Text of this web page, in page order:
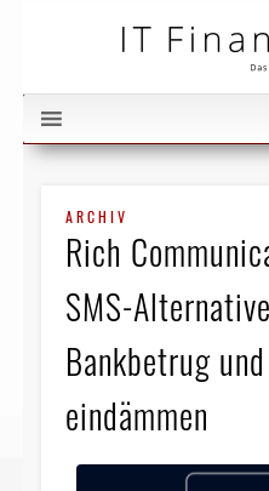
ARCHIV
Rich
SMS-
Bankbetrug
eindämmen